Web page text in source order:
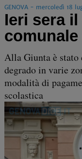
GENOVA - mercoledì 18
Ieri sera
Alla Giunta è
degrado in varie
modalità di
scolastica